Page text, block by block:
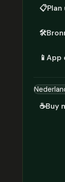
📋Plan
🛠️
📱 App
☕Buy